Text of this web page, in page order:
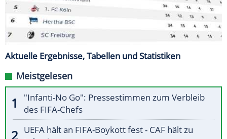
Aktuelle Ergebnisse, Tabellen und Statistiken
Meistgelesen
"Infanti-No Go": Pressestimmen zum Verbleib
des FIFA-Chefs
UEFA hält an FIFA-Boykott fest - CAF hält zu